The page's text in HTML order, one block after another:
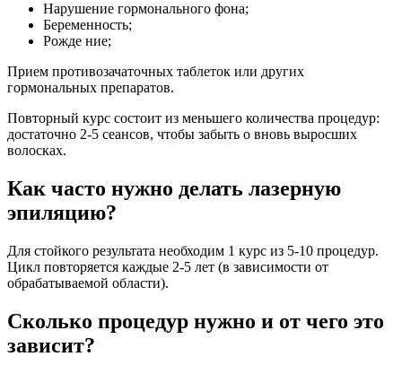
Нарушение гормонального фона;
Беременность;
Рожде ние;
Прием противозачаточных таблеток или других
гормональных препаратов.
Повторный курс состоит из меньшего количества процедур:
достаточно 2-5 сеансов, чтобы забыть о вновь выросших
волосках.
Как часто нужно делать лазерную
эпиляцию?
Для стойкого результата необходим 1 курс из 5-10 процедур.
Цикл повторяется каждые 2-5 лет (в зависимости от
обрабатываемой области).
Сколько процедур нужно и от чего это
зависит?